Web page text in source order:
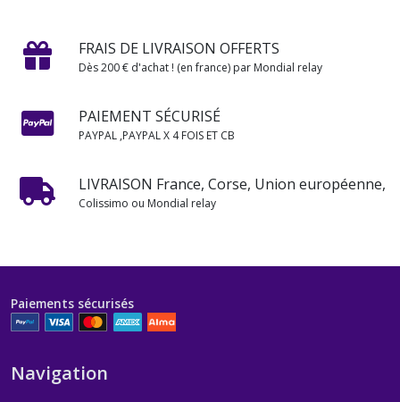
FRAIS DE LIVRAISON OFFERTS
Dès 200 € d'achat ! (en france) par Mondial relay
PAIEMENT SÉCURISÉ
PAYPAL ,PAYPAL X 4 FOIS ET CB
LIVRAISON France, Corse, Union européenne,
Colissimo ou Mondial relay
Paiements sécurisés
Navigation